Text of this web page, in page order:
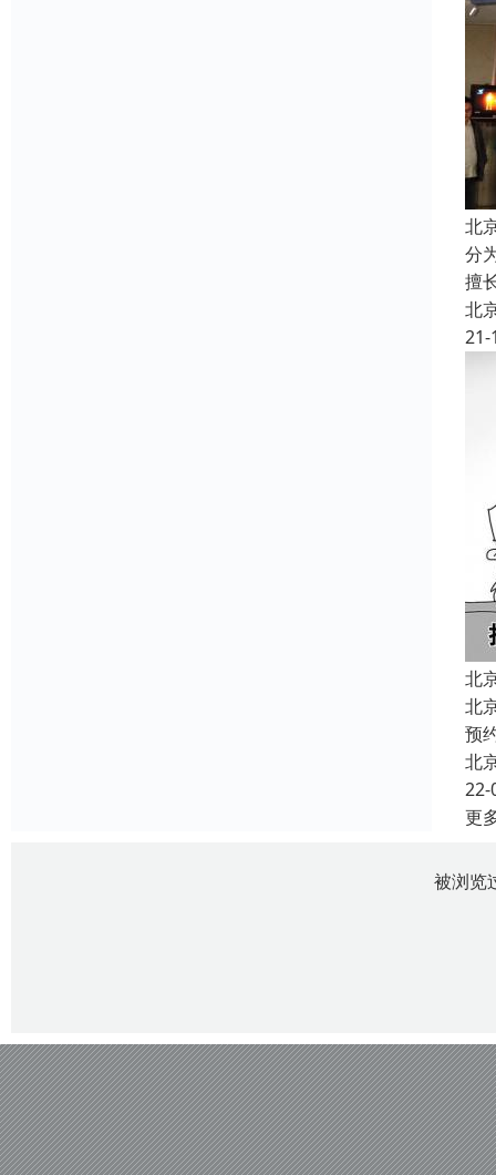
北
分
擅
北
21-
北
北
预
北
22-
更
被浏览